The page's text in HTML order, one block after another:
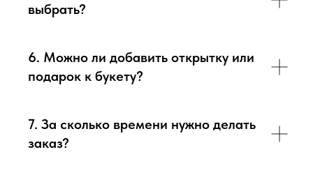
выбрать?
6. Можно ли добавить открытку или
подарок к букету?
7. За сколько времени нужно делать
заказ?